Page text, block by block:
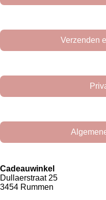
Verzenden
Cadeauwinkel
Dullaerstraat 25
3454 Rummen